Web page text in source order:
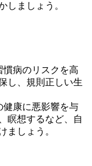
しましょう。
慣病のリスクを高
し、規則正しい生
健康に悪影響を与
瞑想するなど、自
ましょう。